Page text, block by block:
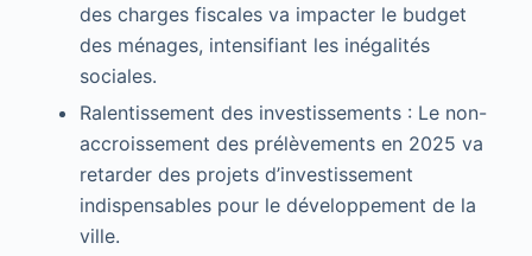
des charges fiscales va impacter le budget
des ménages, intensifiant les inégalités
sociales.
Ralentissement des investissements : Le non-
accroissement des prélèvements en 2025 va
retarder des projets d’investissement
indispensables pour le développement de la
ville.